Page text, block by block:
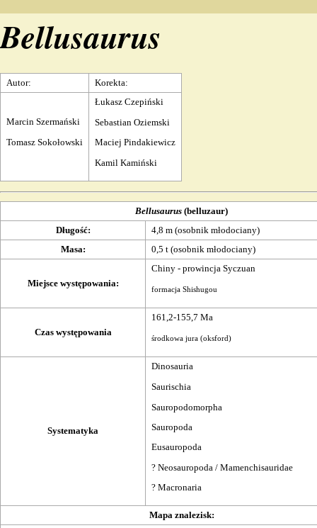
Bellusaurus
Autor: Korekta:
Marcin Szermański
Tomasz Sokołowski
Łukasz Czepiński
Sebastian Oziemski
Maciej Pindakiewicz
Kamil Kamiński
Bellusaurus (belluzaur)
Długość:
4,8 m (osobnik młodociany)
Masa: 0,5 t (osobnik młodociany)
Miejsce występowania:
Chiny - prowincja Syczuan
formacja Shishugou
Czas występowania
161,2-155,7 Ma
środkowa jura (oksford)
Systematyka
Dinosauria
Saurischia
Sauropodomorpha
Sauropoda
Eusauropoda
? Neosauropoda / Mamenchisauridae
? Macronaria
Mapa znalezisk: